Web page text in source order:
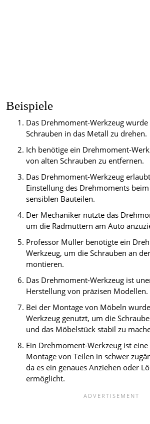
Beispiele
Das Drehmoment-Werkzeug
Schrauben in das Metall zu drehen.
Ich benötige ein Drehmoment-
von alten Schrauben zu entfernen.
Das Drehmoment-Werkzeug
Einstellung des Drehmoments
sensiblen Bauteilen.
Der Mechaniker nutzte das
um die Radmuttern am Auto
Professor Müller benötigte ein
Werkzeug, um die Schrauben an
montieren.
Das Drehmoment-Werkzeug ist
Herstellung von präzisen Modellen.
Bei der Montage von Möbeln
Werkzeug genutzt, um die
und das Möbelstück stabil zu
Ein Drehmoment-Werkzeug ist
Montage von Teilen in schwer
da es ein genaues Anziehen oder
ermöglicht.